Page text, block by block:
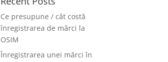
Ce presupune / cât costă
înregistrarea de mărci la
OSIM
Înregistrarea unei mărci în